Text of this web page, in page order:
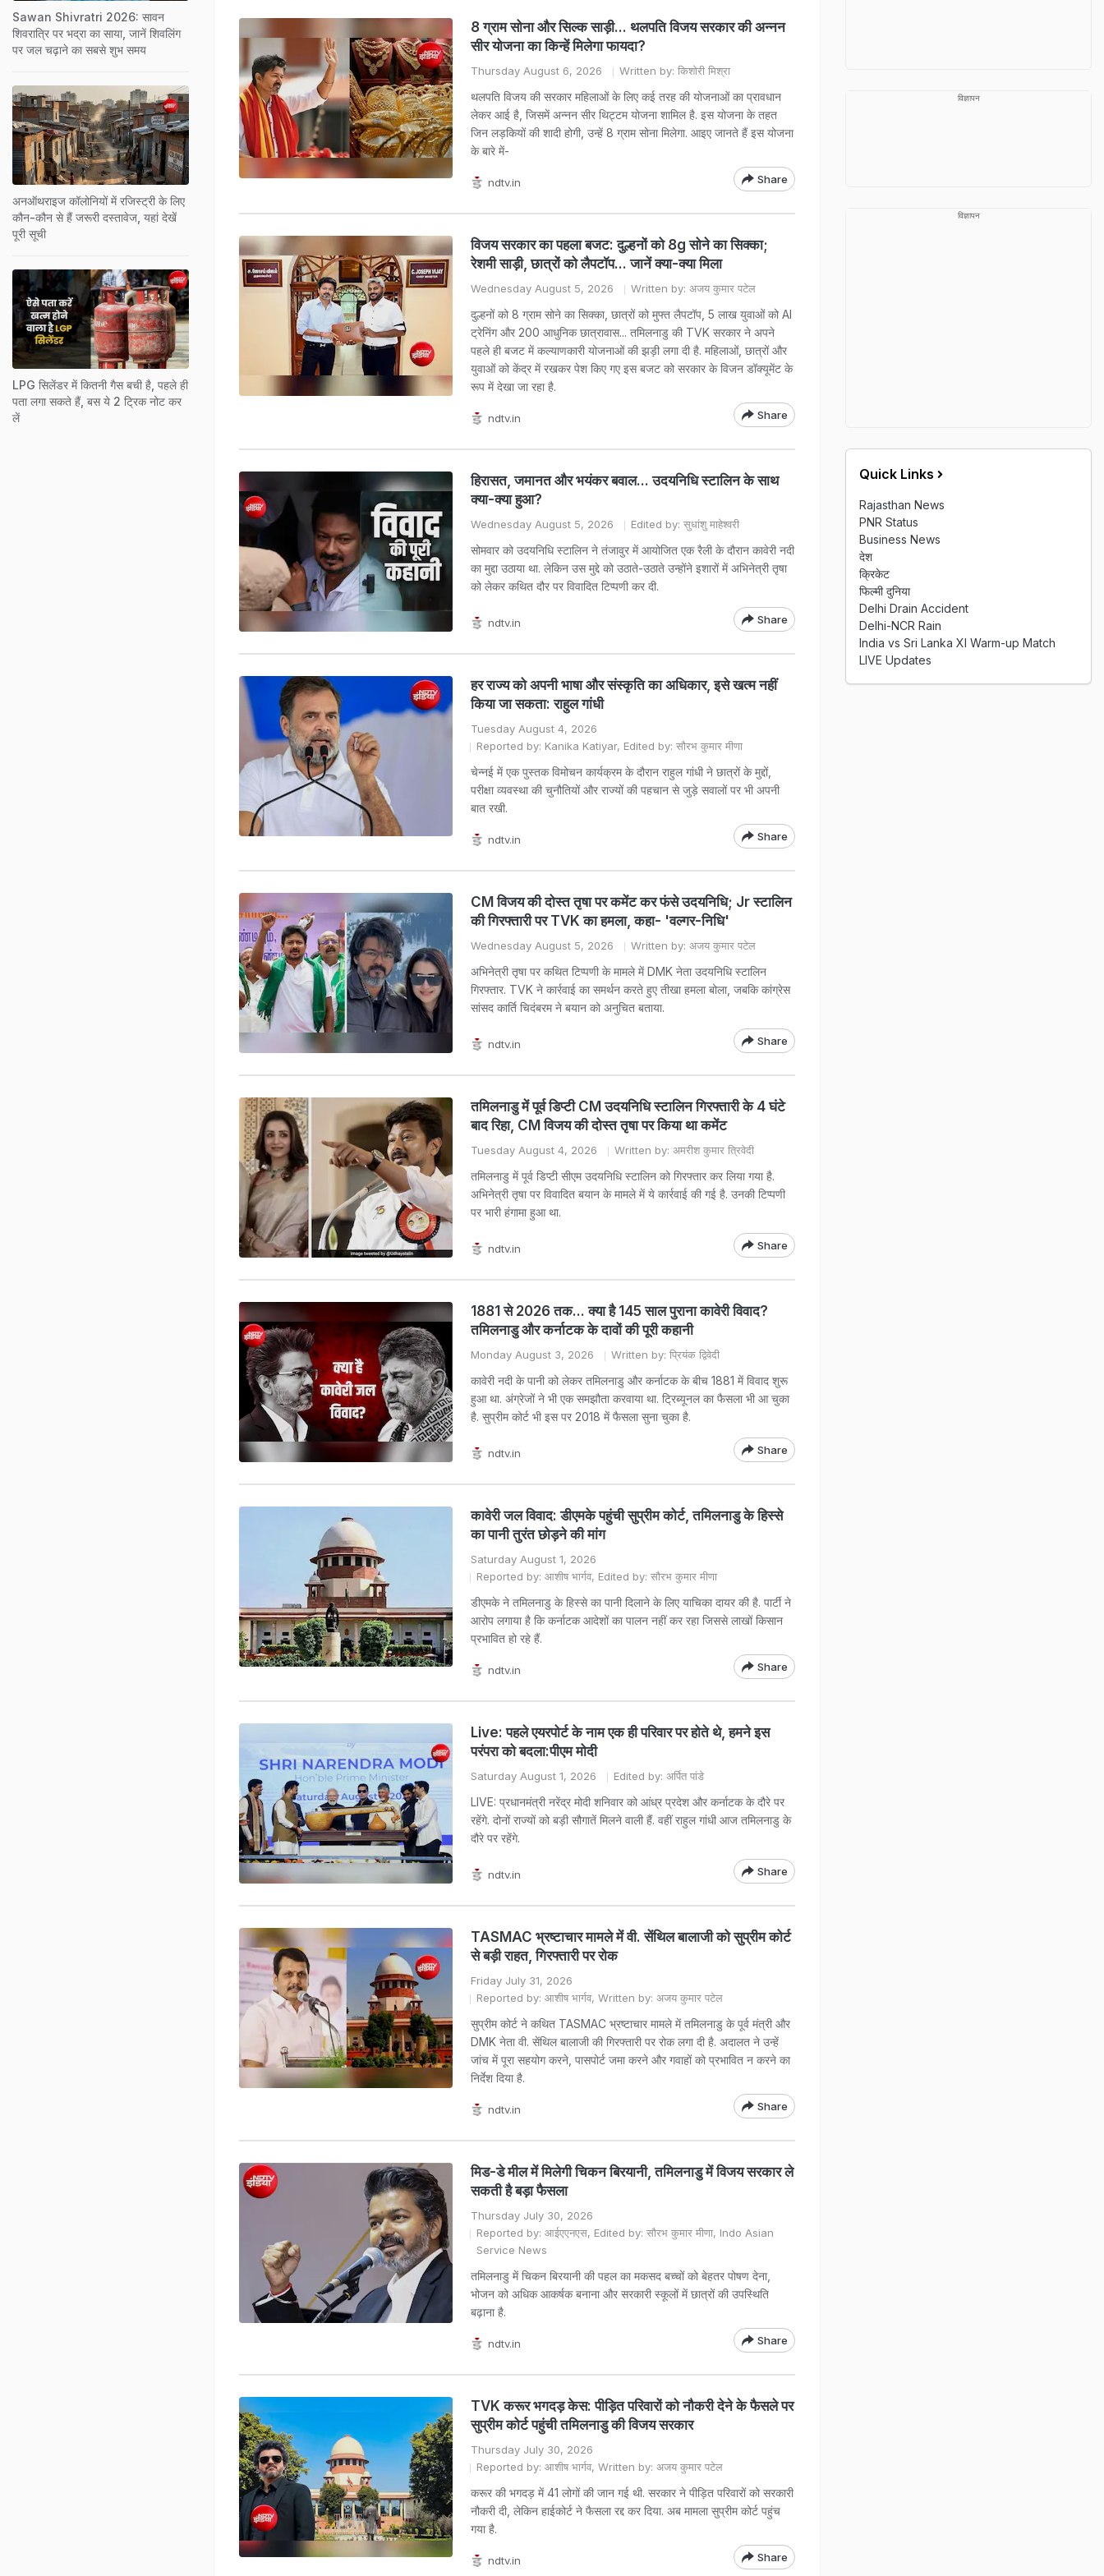
8 ग्राम सोना और सिल्‍क साड़ी... थलपति विजय सरकार की अन्नन
सीर योजना का किन्हें मिलेगा फायदा?
Thursday August 6, 2026 Written by: किशोरी मिश्रा
थलपति विजय की सरकार महिलाओं के लिए कई तरह की योजनाओं का प्रावधान
लेकर आई है, जिसमें अन्नन सीर थिट्टम योजना शामिल है. इस योजना के तहत
जिन लड़कियों की शादी होगी, उन्हें 8 ग्राम सोना मिलेगा. आइए जानते हैं इस योजना
के बारे में-
ndtv.in Share
विजय सरकार का पहला बजट: दुल्हनों को 8g सोने का सिक्का;
रेशमी साड़ी, छात्रों को लैपटॉप... जानें क्या-क्या मिला
Wednesday August 5, 2026 Written by: अजय कुमार पटेल
दुल्हनों को 8 ग्राम सोने का सिक्का, छात्रों को मुफ्त लैपटॉप, 5 लाख युवाओं को AI
ट्रेनिंग और 200 आधुनिक छात्रावास... तमिलनाडु की TVK सरकार ने अपने
पहले ही बजट में कल्याणकारी योजनाओं की झड़ी लगा दी है. महिलाओं, छात्रों और
युवाओं को केंद्र में रखकर पेश किए गए इस बजट को सरकार के विजन डॉक्यूमेंट के
रूप में देखा जा रहा है.
ndtv.in Share
हिरासत, जमानत और भयंकर बवाल... उदयनिधि स्टालिन के साथ
क्या-क्या हुआ?
Wednesday August 5, 2026 Edited by: सुधांशु माहेश्वरी
सोमवार को उदयनिधि स्टालिन ने तंजावुर में आयोजित एक रैली के दौरान कावेरी नदी
का मुद्दा उठाया था. लेकिन उस मुद्दे को उठाते-उठाते उन्होंने इशारों में अभिनेत्री तृषा
को लेकर कथित दौर पर विवादित टिप्पणी कर दी.
ndtv.in Share
हर राज्य को अपनी भाषा और संस्कृति का अधिकार, इसे खत्म नहीं
किया जा सकता: राहुल गांधी
Tuesday August 4, 2026
Reported by: Kanika Katiyar, Edited by: सौरभ कुमार मीणा
चेन्नई में एक पुस्तक विमोचन कार्यक्रम के दौरान राहुल गांधी ने छात्रों के मुद्दों,
परीक्षा व्यवस्था की चुनौतियों और राज्यों की पहचान से जुड़े सवालों पर भी अपनी
बात रखी.
ndtv.in Share
CM विजय की दोस्त तृषा पर कमेंट कर फंसे उदयनिधि; Jr स्टालिन
की गिरफ्तारी पर TVK का हमला, कहा- 'वल्गर-निधि'
Wednesday August 5, 2026 Written by: अजय कुमार पटेल
अभिनेत्री तृषा पर कथित टिप्पणी के मामले में DMK नेता उदयनिधि स्टालिन
गिरफ्तार. TVK ने कार्रवाई का समर्थन करते हुए तीखा हमला बोला, जबकि कांग्रेस
सांसद कार्ति चिदंबरम ने बयान को अनुचित बताया.
ndtv.in Share
तमिलनाडु में पूर्व डिप्टी CM उदयनिधि स्टालिन गिरफ्तारी के 4 घंटे
बाद रिहा, CM विजय की दोस्त तृषा पर किया था कमेंट
Tuesday August 4, 2026 Written by: अमरीश कुमार त्रिवेदी
तमिलनाडु में पूर्व डिप्टी सीएम उदयनिधि स्टालिन को गिरफ्तार कर लिया गया है.
अभिनेत्री तृषा पर विवादित बयान के मामले में ये कार्रवाई की गई है. उनकी टिप्पणी
पर भारी हंगामा हुआ था.
ndtv.in Share
1881 से 2026 तक... क्या है 145 साल पुराना कावेरी विवाद?
तमिलनाडु और कर्नाटक के दावों की पूरी कहानी
Monday August 3, 2026 Written by: प्रियंक द्विवेदी
कावेरी नदी के पानी को लेकर तमिलनाडु और कर्नाटक के बीच 1881 में विवाद शुरू
हुआ था. अंग्रेजों ने भी एक समझौता करवाया था. ट्रिब्यूनल का फैसला भी आ चुका
है. सुप्रीम कोर्ट भी इस पर 2018 में फैसला सुना चुका है.
ndtv.in Share
कावेरी जल विवाद: डीएमके पहुंची सुप्रीम कोर्ट, तमिलनाडु के हिस्से
का पानी तुरंत छोड़ने की मांग
Saturday August 1, 2026
Reported by: आशीष भार्गव, Edited by: सौरभ कुमार मीणा
डीएमके ने तमिलनाडु के हिस्से का पानी दिलाने के लिए याचिका दायर की है. पार्टी ने
आरोप लगाया है कि कर्नाटक आदेशों का पालन नहीं कर रहा जिससे लाखों किसान
प्रभावित हो रहे हैं.
ndtv.in Share
Live: पहले एयरपोर्ट के नाम एक ही परिवार पर होते थे, हमने इस
परंपरा को बदला:पीएम मोदी
Saturday August 1, 2026 Edited by: अर्पित पांडे
LIVE: प्रधानमंत्री नरेंद्र मोदी शनिवार को आंध्र प्रदेश और कर्नाटक के दौरे पर
रहेंगे. दोनों राज्यों को बड़ी सौगातें मिलने वाली हैं. वहीं राहुल गांधी आज तमिलनाडु के
दौरे पर रहेंगे.
ndtv.in Share
TASMAC भ्रष्टाचार मामले में वी. सेंथिल बालाजी को सुप्रीम कोर्ट
से बड़ी राहत, गिरफ्तारी पर रोक
Friday July 31, 2026
Reported by: आशीष भार्गव, Written by: अजय कुमार पटेल
सुप्रीम कोर्ट ने कथित TASMAC भ्रष्टाचार मामले में तमिलनाडु के पूर्व मंत्री और
DMK नेता वी. सेंथिल बालाजी की गिरफ्तारी पर रोक लगा दी है. अदालत ने उन्हें
जांच में पूरा सहयोग करने, पासपोर्ट जमा करने और गवाहों को प्रभावित न करने का
निर्देश दिया है.
ndtv.in Share
मिड-डे मील में मिलेगी चिकन बिरयानी, तमिलनाडु में विजय सरकार ले
सकती है बड़ा फैसला
Thursday July 30, 2026
Reported by: आईएएनएस, Edited by: सौरभ कुमार मीणा, Indo Asian
Service News
तमिलनाडु में चिकन बिरयानी की पहल का मकसद बच्चों को बेहतर पोषण देना,
भोजन को अधिक आकर्षक बनाना और सरकारी स्कूलों में छात्रों की उपस्थिति
बढ़ाना है.
ndtv.in Share
TVK करूर भगदड़ केस: पीड़ित परिवारों को नौकरी देने के फैसले पर
सुप्रीम कोर्ट पहुंची तमिलनाडु की विजय सरकार
Thursday July 30, 2026
Reported by: आशीष भार्गव, Written by: अजय कुमार पटेल
करूर की भगदड़ में 41 लोगों की जान गई थी. सरकार ने पीड़ित परिवारों को सरकारी
नौकरी दी, लेकिन हाईकोर्ट ने फैसला रद्द कर दिया. अब मामला सुप्रीम कोर्ट पहुंच
गया है.
ndtv.in Share
Sawan Shivratri 2026: सावन
शिवरात्रि पर भद्रा का साया, जानें शिवलिंग
पर जल चढ़ाने का सबसे शुभ समय
अनऑथराइज कॉलोनियों में रजिस्ट्री के लिए
कौन-कौन से हैं जरूरी दस्तावेज, यहां देखें
पूरी सूची
LPG सिलेंडर में कितनी गैस बची है, पहले ही
पता लगा सकते हैं, बस ये 2 ट्रिक नोट कर
लें
विज्ञापन
विज्ञापन
Quick Links
Rajasthan News
PNR Status
Business News
देश
क्रिकेट
फिल्मी दुनिया
Delhi Drain Accident
Delhi-NCR Rain
India vs Sri Lanka XI Warm-up Match
LIVE Updates